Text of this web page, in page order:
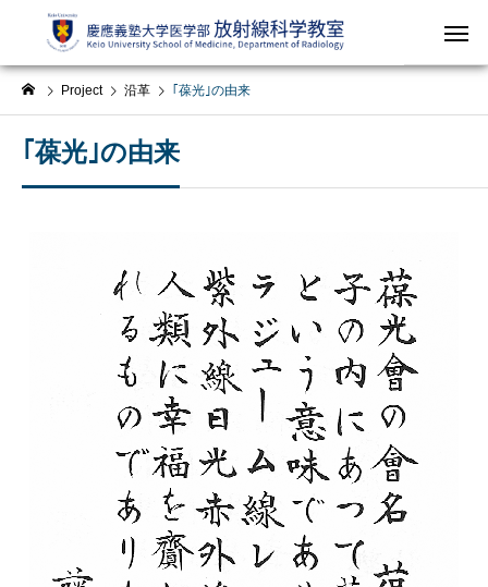
Project 沿革 ｢葆光｣の由来
｢葆光｣の由来